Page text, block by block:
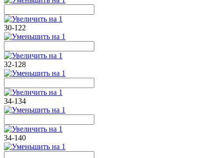
30-122
32-128
34-134
34-140